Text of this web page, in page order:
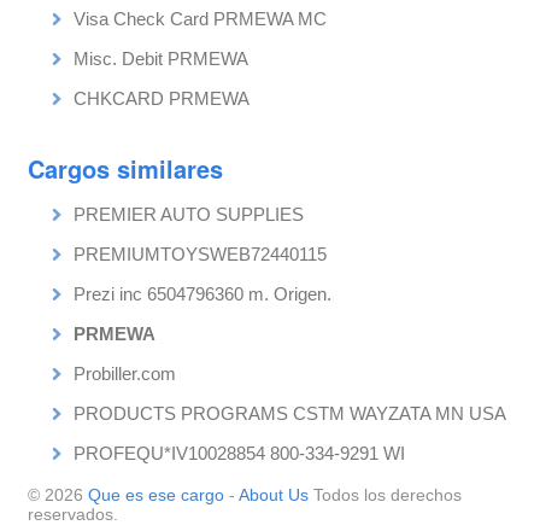
Visa Check Card PRMEWA MC
Misc. Debit PRMEWA
CHKCARD PRMEWA
Cargos similares
PREMIER AUTO SUPPLIES
PREMIUMTOYSWEB72440115
Prezi inc 6504796360 m. Origen.
PRMEWA
Probiller.com
PRODUCTS PROGRAMS CSTM WAYZATA MN USA
PROFEQU*IV10028854 800-334-9291 WI
© 2026Que es ese cargo -About Us Todos los derechos
reservados.